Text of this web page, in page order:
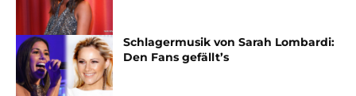
Schlagermusik von Sarah Lombardi:
Den Fans gefällt’s